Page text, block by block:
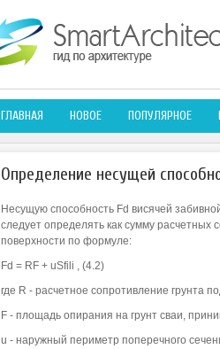
ГЛАВНАЯ НОВОЕ ПОПУЛЯРНОЕ
Определение несущей
Несущую способность Fd висячей
следует определять как сумму расчетных
поверхности по формуле:
Fd = RF + uSfili , (4.2)
где R - расчетное сопротивление грунта
F - площадь опирания на грунт сваи,
u - наружный периметр поперечного